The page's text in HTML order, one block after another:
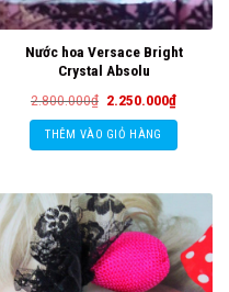
Nước hoa Versace Bright
Crystal Absolu
2.800.000₫ Giá
là:
2.800.000₫.
2.250.000₫Giá
tại
THÊM VÀO GIỎ HÀNG